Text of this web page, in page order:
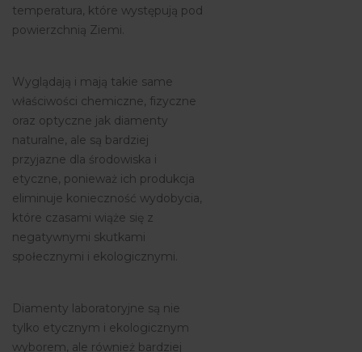
temperatura, które występują pod
powierzchnią Ziemi.
Wyglądają i mają takie same
właściwości chemiczne, fizyczne
oraz optyczne jak diamenty
naturalne, ale są bardziej
przyjazne dla środowiska i
etyczne, ponieważ ich produkcja
eliminuje konieczność wydobycia,
które czasami wiąże się z
negatywnymi skutkami
społecznymi i ekologicznymi.
Diamenty laboratoryjne są nie
tylko etycznym i ekologicznym
wyborem, ale również bardziej